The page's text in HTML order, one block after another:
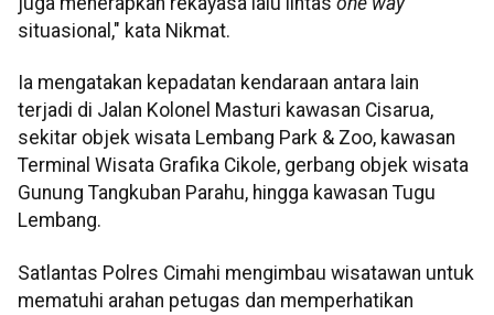
situasional," kata Nikmat.
Ia mengatakan kepadatan kendaraan antara lain
terjadi di Jalan Kolonel Masturi kawasan Cisarua,
sekitar objek wisata Lembang Park & Zoo, kawasan
Terminal Wisata Grafika Cikole, gerbang objek wisata
Gunung Tangkuban Parahu, hingga kawasan Tugu
Lembang.
Satlantas Polres Cimahi mengimbau wisatawan untuk
mematuhi arahan petugas dan memperhatikan